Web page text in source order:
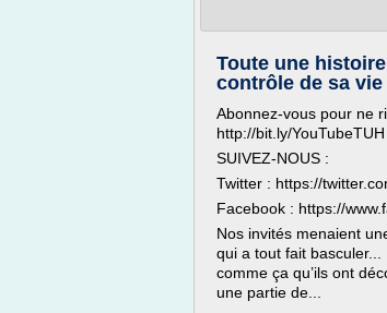
Toute une
contrôle de sa vie
Abonnez-vous pour ne
http://bit.ly/YouTubeTUH
SUIVEZ-NOUS :
Twitter : https://
Facebook : https://
Nos invités menaient
qui a tout fait
comme ça qu’ils ont
une partie de...